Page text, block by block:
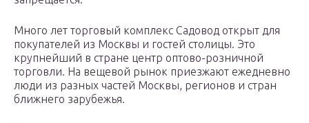
Много лет торговый комплекс Садовод открыт для
покупателей из Москвы и гостей столицы. Это
крупнейший в стране центр оптово-розничной
торговли. На вещевой рынок приезжают ежедневно
люди из разных частей Москвы, регионов и стран
ближнего зарубежья.